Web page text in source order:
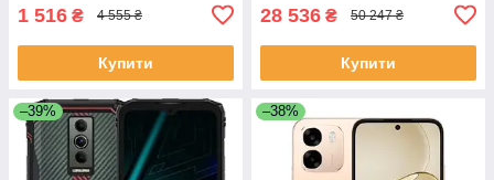
1 516 ₴ 4 555 ₴
Купити
28 536 ₴ 50 247 ₴
Купити
–39% –38%